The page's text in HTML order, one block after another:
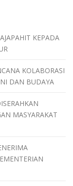
KEPADA
KOLABORASI
DAN BUDAYA
MASYARAKAT